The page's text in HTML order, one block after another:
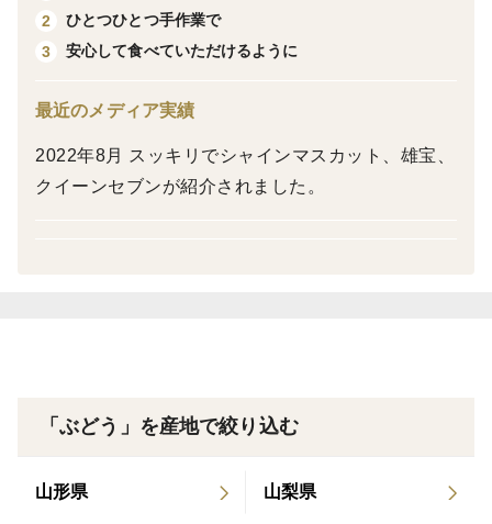
サニードルチェ:粒が大きく、果肉もしっかりとしてい
る。
名前の通り、太陽のような赤オレンジ色のぶどう。
ことりはぶどう園おすすめの品種です。
＜産地の特徴＞
ことができる平地で育てています。
2
ひとつひとつ手作業で
3
安心して食べていただけるように
最近のメディア実績
2022年8月 スッキリでシャインマスカット、雄宝、
クイーンセブンが紹介されました。
「ぶどう」を産地で絞り込む
山形県 山梨県